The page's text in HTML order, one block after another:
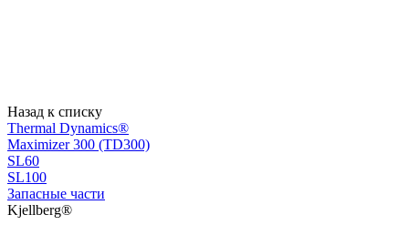
Назад к списку
Thermal Dynamics®
Maximizer 300 (TD300)
SL60
SL100
Запасные части
Kjellberg®